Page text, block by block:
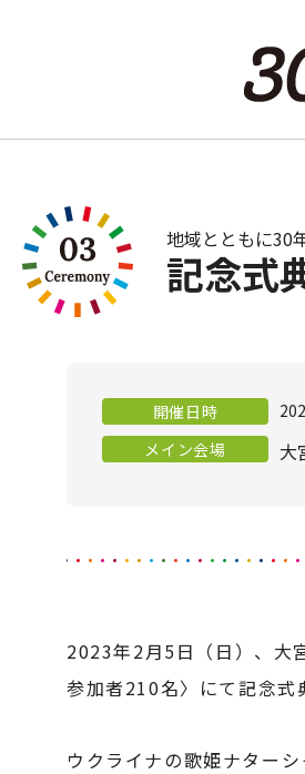
地域とともに30
記念式
開催日時
メイン会場
大
2023年2月5日（日）、大
参加者210名〉にて記念式
ウクライナの歌姫ナター